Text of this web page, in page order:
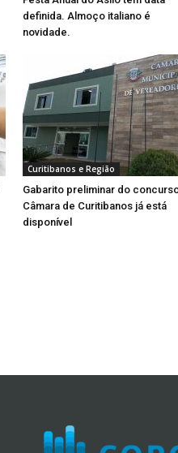
definida. Almoço italiano é
novidade.
Curitibanos e Região
Gabarito preliminar do
Câmara de Curitibanos já está
disponível